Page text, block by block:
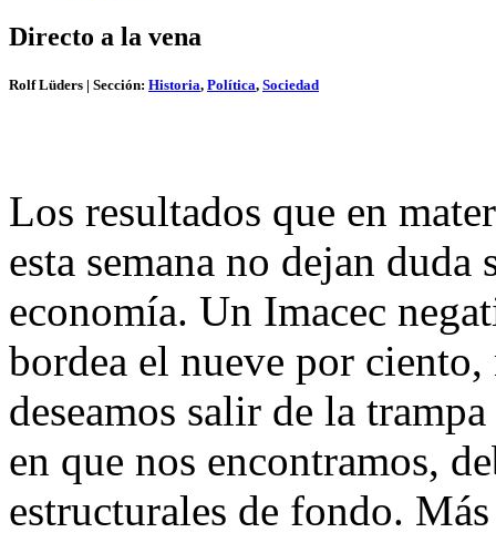
Directo a la vena
Rolf Lüders | Sección: Historia, Política, Sociedad
Los resultados que en
esta semana no dejan duda
economía. Un Imacec
bordea el nueve por ciento,
deseamos salir de la
en que nos encontramos,
estructurales de fondo.